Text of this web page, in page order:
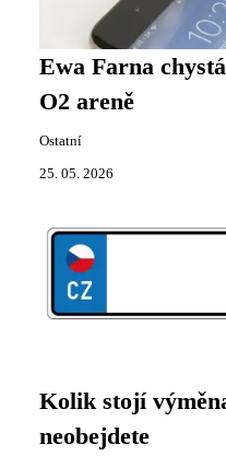
Ewa Farna
O2 areně
Ostatní
25. 05. 2026
Kolik stojí
neobejdete